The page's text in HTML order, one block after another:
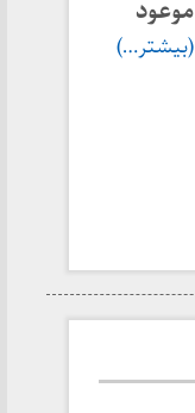
موعود
(بیشتر…)